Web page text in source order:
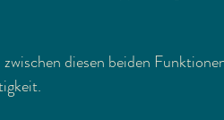
diesen beiden